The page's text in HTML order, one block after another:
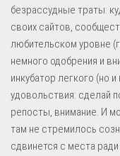
безрассудные траты:
своих сайтов,
любительском уровне
немного одобрения и
инкубатор легкого (но
удовольствия: сделай
репосты, внимание. И
там не стремилось
сдвинется с места